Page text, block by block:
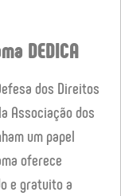
DEDICA
dos Direitos
Associação dos
um papel
oferece
e gratuito a